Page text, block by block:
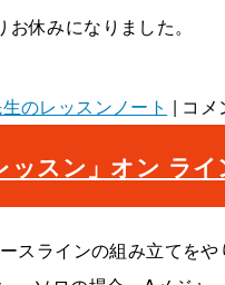
休みになりました。
のレッスンノート | 「7
2
回
目
コメ
ッスン」オン ラ
スラインの組み立てを